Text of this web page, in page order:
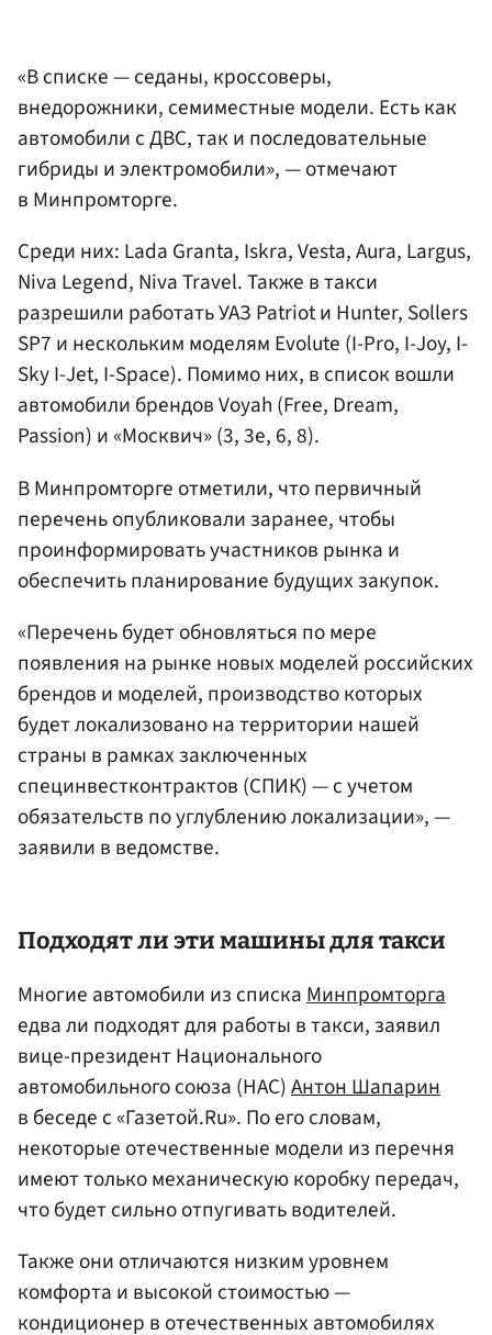
«В списке — седаны, кроссоверы,
внедорожники, семиместные модели. Есть как
автомобили с ДВС, так и последовательные
гибриды и электромобили», — отмечают
в Минпромторге.
Среди них: Lada Granta, Iskra, Vesta, Aura, Largus,
Niva Legend, Niva Travel. Также в такси
разрешили работать УАЗ Patriot и Hunter, Sollers
SP7 и нескольким моделям Evolute (I-Pro, I-Joy, I-
Sky I-Jet, I-Space). Помимо них, в список вошли
автомобили брендов Voyah (Free, Dream,
Passion) и «Москвич» (3, 3е, 6, 8).
В Минпромторге отметили, что первичный
перечень опубликовали заранее, чтобы
проинформировать участников рынка и
обеспечить планирование будущих закупок.
«Перечень будет обновляться по мере
появления на рынке новых моделей российских
брендов и моделей, производство которых
будет локализовано на территории нашей
страны в рамках заключенных
специнвестконтрактов (СПИК) — с учетом
обязательств по углублению локализации», —
заявили в ведомстве.
Подходят ли эти машины для такси
Многие автомобили из спискаМинпромторга
едва ли подходят для работы в такси, заявил
вице-президент Национального
автомобильного союза (НАС)Антон Шапарин
в беседе с «Газетой.Ru». По его словам,
некоторые отечественные модели из перечня
имеют только механическую коробку передач,
что будет сильно отпугивать водителей.
Также они отличаются низким уровнем
комфорта и высокой стоимостью —
кондиционер в отечественных автомобилях